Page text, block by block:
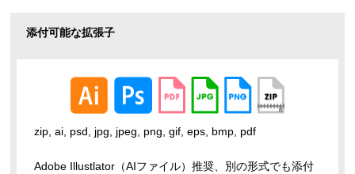
添付可能な拡張子
zip, ai, psd, jpg, jpeg, png, gif, eps, bmp, pdf
Adobe Illustlator（AIファイル）推奨、別の形式でも添付